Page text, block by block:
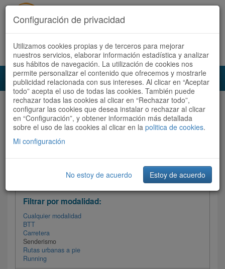
Acceder Registrate ahora Español | Català
Audioruta Todas las rutas
Todas las rutas
Ordenar por: Más recientes /
Filtrar las rutas
Filtrar por modalidad:
Cualquier modalidad
BTT
Carretera
Senderismo
Rutas urbanas a pie
Running
Configuración de privacidad
Utilizamos cookies propias y de terceros para mejorar
nuestros servicios, elaborar información estadística y analizar
sus hábitos de navegación. La utilización de cookies nos
permite personalizar el contenido que ofrecemos y mostrarle
publicidad relacionada con sus intereses. Al clicar en “Aceptar
todo” acepta el uso de todas las cookies. También puede
rechazar todas las cookies al clicar en “Rechazar todo”,
configurar las cookies que desea instalar o rechazar al clicar
en “Configuración”, y obtener información más detallada
sobre el uso de las cookies al clicar en la politica de cookies.
Mi configuración
No estoy de acuerdo Estoy de acuerdo